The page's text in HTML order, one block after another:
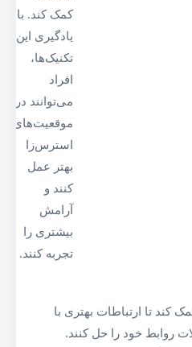
کمک کند. با
یادگیری این
تکنیک‌ها،
افراد
می‌توانند در
موقعیت‌های
استرس‌زا
بهتر عمل
کنند و
آرامش
بیشتری را
تجربه کنند.
کند تا ارتباطات بهتری با
روابط خود را حل کنند.